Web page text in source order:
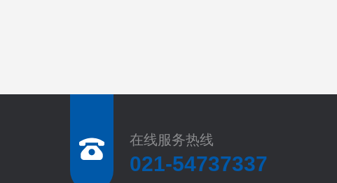
在线服务热线
021-54737337